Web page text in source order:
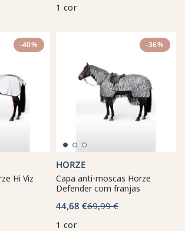
1 cor
-40%
Hi Viz
-36%
HORZE
Capa anti-moscas Horze
Defender com franjas
44,68 €69,99 €
1 cor